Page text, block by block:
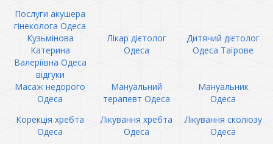
Послуги акушера
гінеколога Одеса
Кузьмінова
Катерина
Валеріївна Одеса
відгуки
Лікар дієтолог
Одеса
Дитячий дієтолог
Одеса Таїрове
Масаж недорого
Одеса
Мануальний
терапевт Одеса
Мануальник
Одеса
Корекція хребта
Одеса
Лікування хребта
Одеса
Лікування сколіозу
Одеса